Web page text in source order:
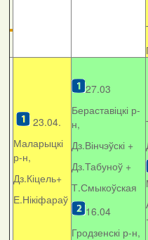
23.04.
Маларыцкі
р-н,
Дз.Кіцель+
Е.Нікіфараў
27.03
Бераставіцкі р-
н,
Дз.Вінчэўскі +
Дз.Табуноў +
Т.Смыкоўская
16.04
Гродзенскі р-н,